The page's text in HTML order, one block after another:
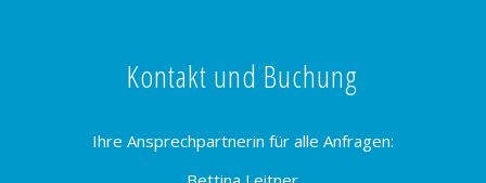
Kontakt und Buchung
Ihre Ansprechpartnerin für alle Anfragen: